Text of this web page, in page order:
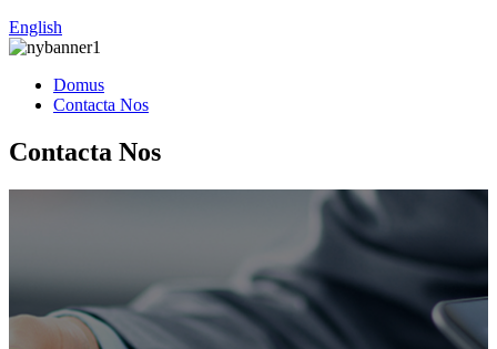
English
Domus
Contacta Nos
Contacta Nos